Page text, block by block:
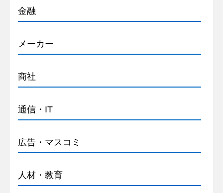
金融
メーカー
商社
通信・IT
広告・マスコミ
人材・教育